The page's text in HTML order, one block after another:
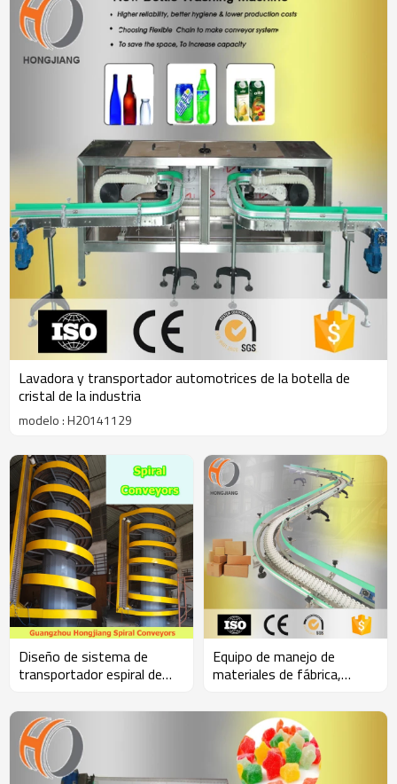
Lavadora y transportador automotrices de la botella de
cristal de la industria
modelo : H20141129
Diseño de sistema de
transportador espiral de
flexible
Equipo de manejo de
materiales de fábrica,
transportadores de cadena
para transferencia de
cartón